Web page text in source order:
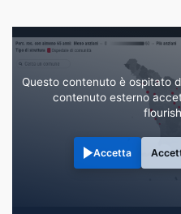
Questo contenuto è ospitato
contenuto esterno
Accetta